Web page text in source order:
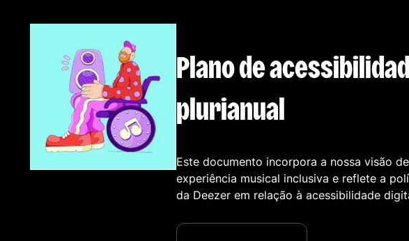
Plano de
plurianual
Este documento incorpora a nossa visão
experiência musical inclusiva e reflete a
da Deezer em relação à acessibilidade